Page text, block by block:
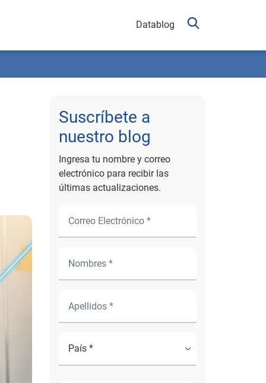
Datablog
Suscríbete a
nuestro blog
Ingresa tu nombre y correo
electrónico para recibir las
últimas actualizaciones.